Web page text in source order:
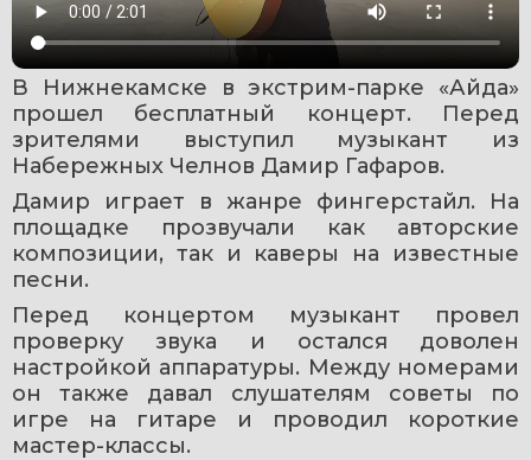
В Нижнекамске в экстрим-парке «Айда»
прошел бесплатный концерт. Перед
зрителями выступил музыкант из
Набережных Челнов Дамир Гафаров.
Дамир играет в жанре фингерстайл. На
площадке прозвучали как авторские
композиции, так и каверы на известные
песни.
Перед концертом музыкант провел
проверку звука и остался доволен
настройкой аппаратуры. Между номерами
он также давал слушателям советы по
игре на гитаре и проводил короткие
мастер-классы.